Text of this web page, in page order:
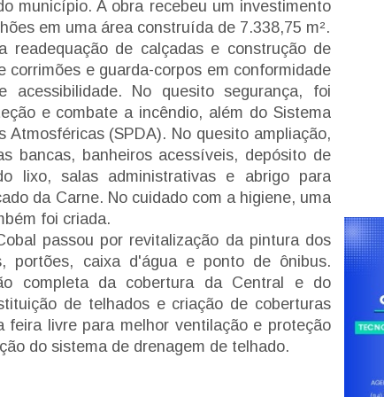
município. A obra recebeu um investimento
em uma área construída de 7.338,75 m².
readequação de calçadas e construção de
corrimões e guarda-corpos em conformidade
acessibilidade. No quesito segurança, foi
e combate a incêndio, além do Sistema
Atmosféricas (SPDA). No quesito ampliação,
bancas, banheiros acessíveis, depósito de
lixo, salas administrativas e abrigo para
da Carne. No cuidado com a higiene, uma
foi criada.
passou por revitalização da pintura dos
portões, caixa d'água e ponto de ônibus.
completa da cobertura da Central e do
de telhados e criação de coberturas
feira livre para melhor ventilação e proteção
do sistema de drenagem de telhado.